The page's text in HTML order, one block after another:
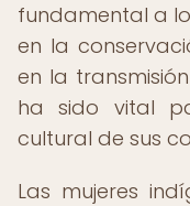
fundamental a
en la
en la
ha sido vital
cultural de sus
Las mujeres